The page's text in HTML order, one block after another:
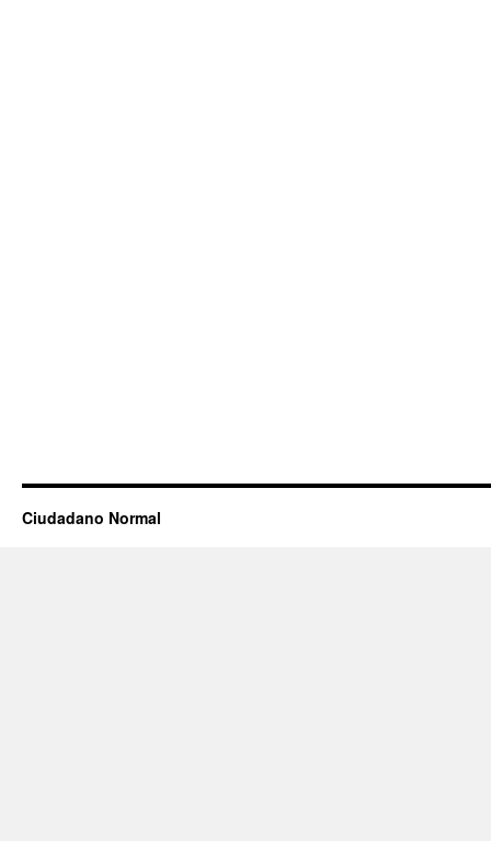
Ciudadano Normal